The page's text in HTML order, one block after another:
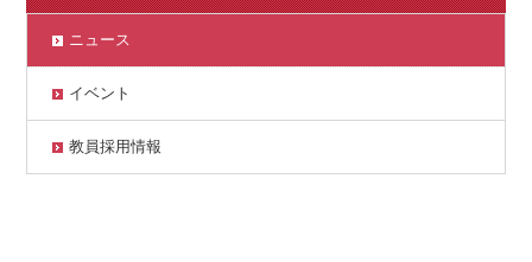
ニュース
イベント
教員採用情報